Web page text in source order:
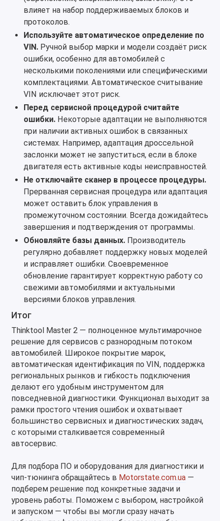
влияет на набор поддерживаемых блоков и
протоколов.
Используйте автоматическое определение по
VIN.Ручной выбор марки и модели создаёт риск
ошибки, особенно для автомобилей с
несколькими поколениями или специфическими
комплектациями. Автоматическое считывание
VIN исключает этот риск.
Перед сервисной процедурой считайте
ошибки.Некоторые адаптации не выполняются
при наличии активных ошибок в связанных
системах. Например, адаптация дроссельной
заслонки может не запуститься, если в блоке
двигателя есть активные коды неисправностей.
Не отключайте сканер в процессе процедуры.
Прерванная сервисная процедура или адаптация
может оставить блок управления в
промежуточном состоянии. Всегда дожидайтесь
завершения и подтверждения от программы.
Обновляйте базы данных.Производитель
регулярно добавляет поддержку новых моделей
и исправляет ошибки. Своевременное
обновление гарантирует корректную работу со
свежими автомобилями и актуальными
версиями блоков управления.
Итог
Thinktool Master 2 — полноценное мультимарочное
решение для сервисов с разнородным потоком
автомобилей. Широкое покрытие марок,
автоматическая идентификация по VIN, поддержка
региональных рынков и гибкость подключения
делают его удобным инструментом для
повседневной диагностики. Функционал выходит за
рамки простого чтения ошибок и охватывает
большинство сервисных и диагностических задач,
с которыми сталкивается современный
автосервис.
Для подбора ПО и оборудования для диагностики и
чип-тюнинга обращайтесь в Motorstate.com.ua—
подберем решение под конкретные задачи и
уровень работы. Поможем с выбором, настройкой
и запуском — чтобы вы могли сразу начать